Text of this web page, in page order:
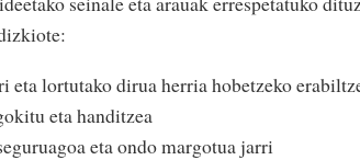
lortutako dirua herria hobetzeko
eta handitzea
eta ondo margotua jarri